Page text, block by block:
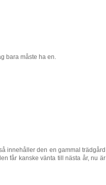
bara måste ha en.
innehåller den en gammal trädgård
får kanske vänta till nästa år, nu är